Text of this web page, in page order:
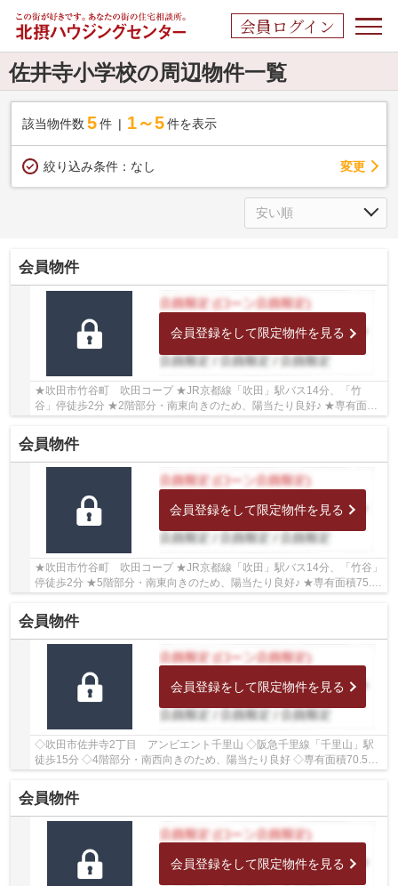
会員ログイン
佐井寺小学校の周辺物件一覧
該当物件数 5件 1～5 件を表示
絞り込み条件： なし 変更
会員物件
会員登録をして限定物件を見る
★吹田市竹谷町 吹田コープ ★JR京都線「吹田」駅バス14分、「竹
谷」停徒歩2分 ★2階部分・南東向きのため、陽当たり良好♪ ★専有面積
会員物件
会員登録をして限定物件を見る
★吹田市竹谷町 吹田コープ ★JR京都線「吹田」駅バス14分、「竹谷」
停徒歩2分 ★5階部分・南東向きのため、陽当たり良好♪ ★専有面積75.6
㎡の3LDK ★2026年9月室内リフォーム完成予定 ★各...
会員物件
会員登録をして限定物件を見る
◇吹田市佐井寺2丁目 アンビエント千里山 ◇阪急千里線「千里山」駅
徒歩15分 ◇4階部分・南西向きのため、陽当たり良好 ◇専有面積70.55
㎡の3LDK ◇学校区は佐井寺小学校、佐井寺中学校 ◇...
会員物件
会員登録をして限定物件を見る